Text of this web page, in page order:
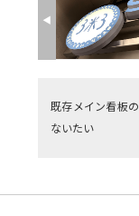
◀︎
既存メイン看板
ないたい